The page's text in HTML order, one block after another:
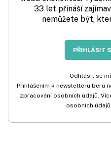
33 let přináší
nemůžete být,
PŘIHLÁSIT
Odhlásit se
Přihlášením k newsletteru beru
zpracování osobních údajů.
osobních